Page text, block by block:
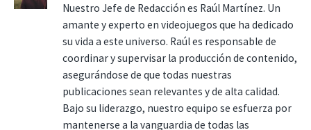
Nuestro Jefe de Redacción es Raúl Martínez. Un
amante y experto en videojuegos que ha dedicado
su vida a este universo. Raúl es responsable de
coordinar y supervisar la producción de contenido,
asegurándose de que todas nuestras
publicaciones sean relevantes y de alta calidad.
Bajo su liderazgo, nuestro equipo se esfuerza por
mantenerse a la vanguardia de todas las